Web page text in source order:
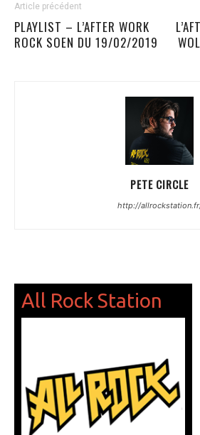
Article précédent
PLAYLIST – L’AFTER WORK
ROCK SOEN DU 19/02/2019
PETE CIRCLE
http://